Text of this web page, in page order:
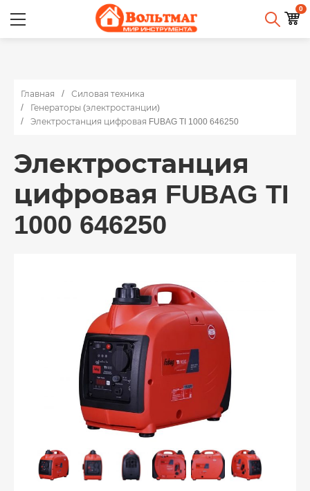
0
Главная
Силовая техника
Генераторы (электростанции)
Электростанция цифровая FUBAG TI 1000 646250
Электростанция
цифровая FUBAG TI
1000 646250